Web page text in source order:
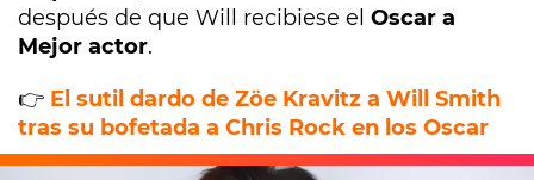
después de que Will recibiese el Oscar a
Mejor actor.
👉 El sutil dardo de Zöe Kravitz a Will Smith
tras su bofetada a Chris Rock en los Oscar